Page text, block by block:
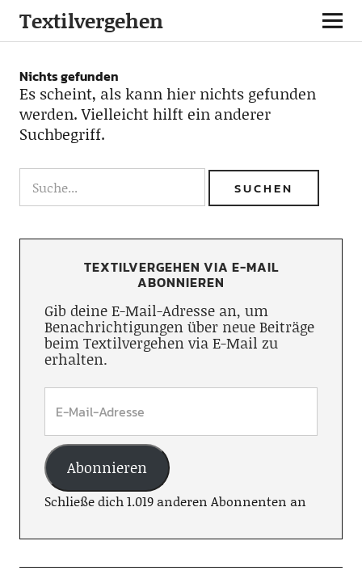
Textilvergehen
Nichts gefunden
Es scheint, als kann hier nichts gefunden
werden. Vielleicht hilft ein anderer
Suchbegriff.
TEXTILVERGEHEN VIA E-MAIL
ABONNIEREN
Gib deine E-Mail-Adresse an, um
Benachrichtigungen über neue Beiträge
beim Textilvergehen via E-Mail zu
erhalten.
Abonnieren
Schließe dich 1.019 anderen Abonnenten an